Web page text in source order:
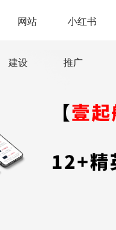
网站
建设
小红书
推广